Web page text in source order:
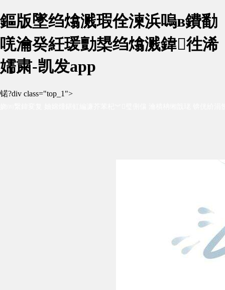
鏂版墜绉熻溅瑕佺湅浜嗚в鐨勫
唴瀹癸紝瑗勯槼绉熻溅鍏徃浠
嬬粛-凯发app
锘?div class="top_1">